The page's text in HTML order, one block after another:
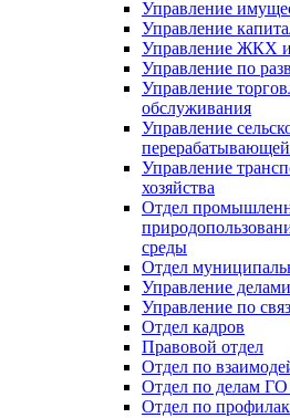
Управление
Управление
Управление ЖКХ
Управление по
Управление
обслуживания
Управление
Управление
хозяйства
Отдел
среды
Отдел
Управление делами
Управление по
Отдел кадров
Правовой отдел
Отдел по
Отдел по делам
Отдел по